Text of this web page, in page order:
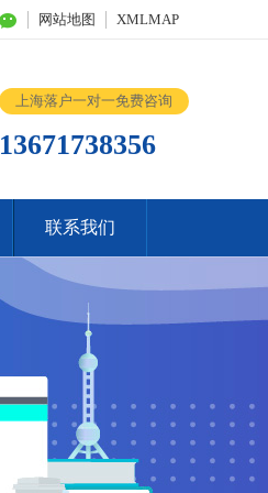
网站地图 XMLMAP
上海落户一对一免费咨询
13671738356
联系我们